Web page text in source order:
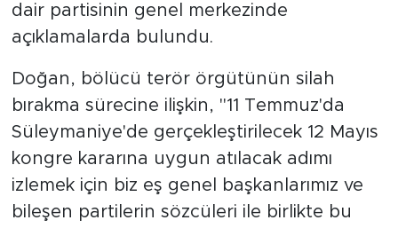
dair partisinin genel merkezinde
açıklamalarda bulundu.
Doğan, bölücü terör örgütünün silah
bırakma sürecine ilişkin, "11 Temmuz'da
Süleymaniye'de gerçekleştirilecek 12 Mayıs
kongre kararına uygun atılacak adımı
izlemek için biz eş genel başkanlarımız ve
bileşen partilerin sözcüleri ile birlikte bu